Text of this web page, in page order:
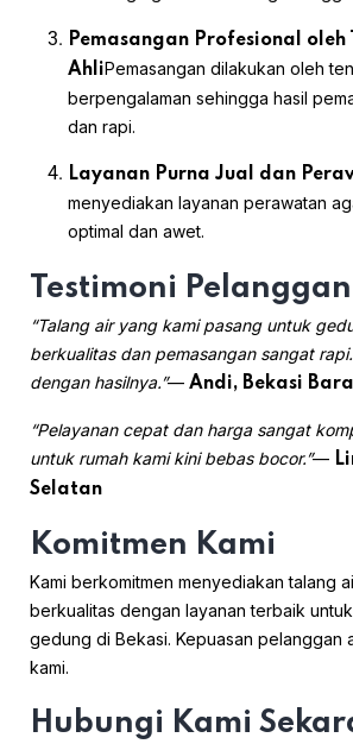
Pemasangan Profesional oleh
AhliPemasangan dilakukan oleh
berpengalaman sehingga hasil
dan rapi.
Layanan Purna Jual dan
menyediakan layanan perawatan
optimal dan awet.
Testimoni
“Talang air yang kami pasang untuk
berkualitas dan pemasangan sangat
dengan hasilnya.”— Andi, Bekasi
“Pelayanan cepat dan harga sangat
untuk rumah kami kini bebas bocor.”—
Selatan
Komitmen Kami
Kami berkomitmen menyediakan talang
berkualitas dengan layanan terbaik
gedung di Bekasi. Kepuasan pelanggan
kami.
Hubungi Kami